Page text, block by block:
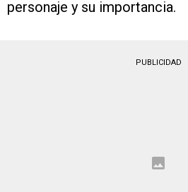
personaje y su importancia.
PUBLICIDAD